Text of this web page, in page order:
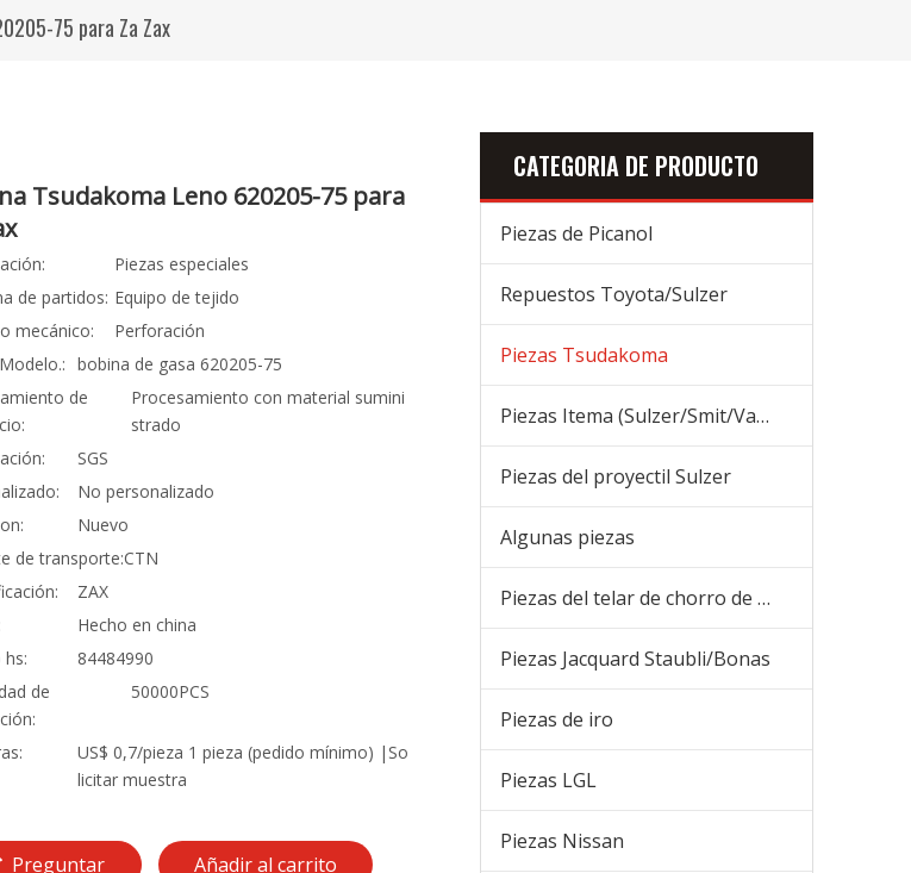
75 para Za Zax
Tsudakoma Leno 620205-75 para
Piezas especiales
de partidos: Equipo de tejido
mecánico:
Perforación
bobina de gasa 620205-75
de
Procesamiento con material sumini
strado
SGS
No personalizado
Nuevo
de transporte:CTN
ZAX
Hecho en china
hs:
84484990
de
50000PCS
US$ 0,7/pieza 1 pieza (pedido mínimo) |So
licitar muestra
Preguntar Añadir al carrito
CATEGORIA DE PRODUCTO
Piezas de Picanol
Repuestos Toyota/Sulzer
Piezas Tsudakoma
Piezas Itema (Sulzer/Smit/Vamatex) Piezas
Piezas del proyectil Sulzer
Algunas piezas
Piezas del telar de chorro de aire
Piezas Jacquard Staubli/Bonas
Piezas de iro
Piezas LGL
Piezas Nissan